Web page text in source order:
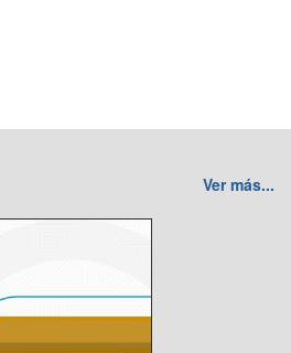
Ver más...